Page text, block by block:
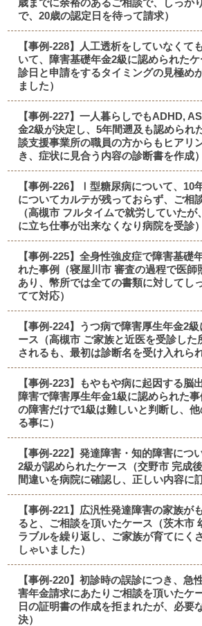
歳までに余裕のあるご相談で、しっか
で、20歳の認定日を待って請求）
【事例-228】人工透析をしていなくて
いて、障害基礎年金2級に認められた
診日と申請をするタイミングの見極め
ました）
【事例-227】一人暮らしでもADHD,
金2級が決定し、5年間遡及も認められ
談支援事業所の職員の方からもヒアリ
き、症状に見合う内容の診断書を作成）
【事例-226】Ⅰ型糖尿病について、10
についてカルテが残っておらず、ご相
（高槻市 フルタイムで就労していた
に立ち仕事が出来なくなり病院を受診）
【事例-225】全身性強皮症で障害基礎
れた事例（寝屋川市 審査の過程で医師
あり、幣所では全ての書類に対してし
てて対応）
【事例-224】うつ病で障害厚生年金2
ース（高槻市 ご家族と近医を受診した
されるも、最初は診断名を受け入れられ
【事例-223】もやもや病に起因する脳
障害で障害厚生年金1級に認められた
の障害だけで1級は難しいと判断し、
る事に）
【事例-222】発達障害・知的障害につ
2級が認められたケース（交野市 完成
間違いを病院に確認し、正しい内容に
【事例-221】広汎性発達障害の家族が
ると、ご相談を頂いたケース（茨木市
ラブルを繰り返し、ご家族が育てにく
しゃいました）
【事例-220】初診時の誤診につき、急
害年金請求にあたりご相談を頂いたケ
日の証明書の作成を拒まれたが、必要
決）